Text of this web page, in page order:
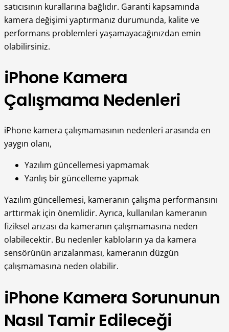
satıcısının kurallarına bağlıdır. Garanti kapsamında
kamera değişimi yaptırmanız durumunda, kalite ve
performans problemleri yaşamayacağınızdan emin
olabilirsiniz.
iPhone Kamera
Çalışmama Nedenleri
iPhone kamera çalışmamasının nedenleri arasında en
yaygın olanı,
Yazılım güncellemesi yapmamak
Yanlış bir güncelleme yapmak
Yazılım güncellemesi, kameranın çalışma performansını
arttırmak için önemlidir. Ayrıca, kullanılan kameranın
fiziksel arızası da kameranın çalışmamasına neden
olabilecektir. Bu nedenler kabloların ya da kamera
sensörünün arızalanması, kameranın düzgün
çalışmamasına neden olabilir.
iPhone Kamera Sorununun
Nasıl Tamir Edileceği